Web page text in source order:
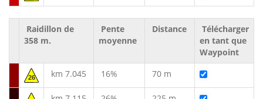
Raidillon de
358 m.
Pente
moyenne
Distance
Télécharger
en tant que
Waypoint
26 km 7.045 16% 70 m